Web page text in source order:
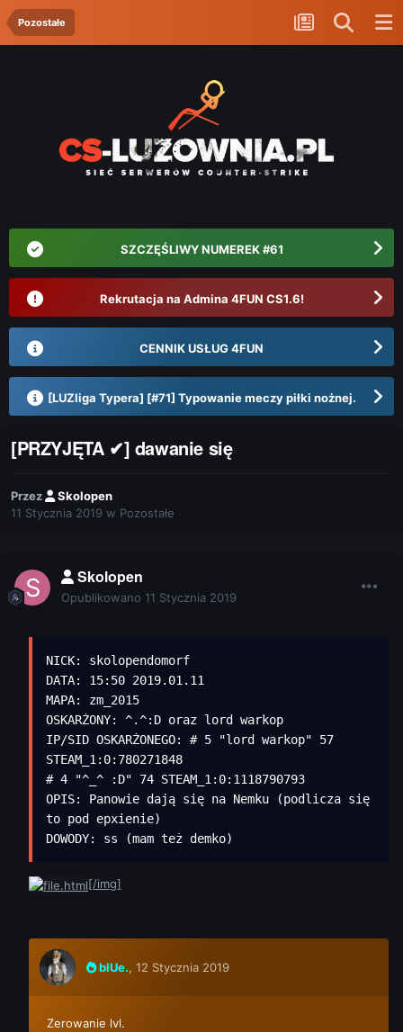
Pozostałe
SZCZĘŚLIWY NUMEREK #61
Rekrutacja na Admina 4FUN CS1.6!
CENNIK USŁUG 4FUN
[LUZliga Typera] [#71] Typowanie meczy piłki nożnej.
[PRZYJĘTA ✔] dawanie się
Przez
Skolopen
11 Stycznia 2019 w Pozostałe
Skolopen
Opublikowano 11 Stycznia 2019
NICK: skolopendomorf
DATA: 15:50 2019.01.11
MAPA: zm_2015
OSKARŻONY: ^.^:D oraz lord warkop
IP/SID OSKARŻONEGO: # 5 "lord warkop" 57
STEAM_1:0:780271848
# 4 "^_^ :D" 74 STEAM_1:0:1118790793
OPIS: Panowie dają się na Nemku (podlicza się
to pod epxienie)
DOWODY: ss (mam też demko)
[/img]
blUe., 12 Stycznia 2019
Zerowanie lvl.